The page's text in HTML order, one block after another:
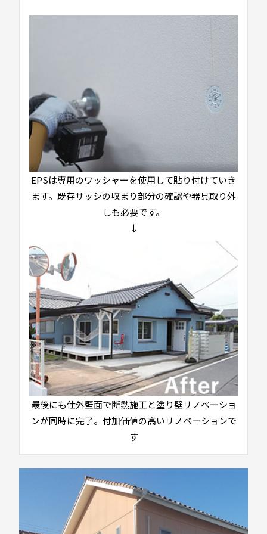
EPSは専用のワッシャーを使用して貼り付けていき
ます。既存サッシの収まり部分の確認や器具取り外
しも必要です。
↓
最後にも仕外壁面で断熱施工と塗り壁リノベーショ
ンが同時に完了。付加価値の高いリノベーションで
す